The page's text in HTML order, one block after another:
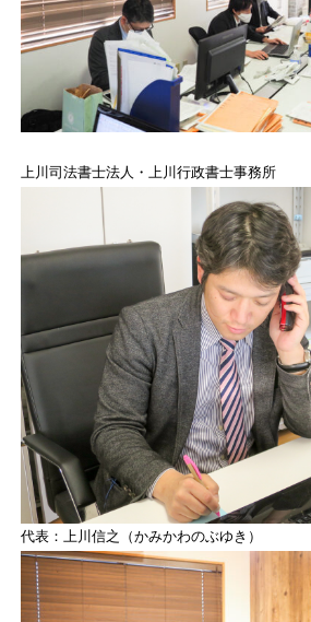
上川司法書士法人・上川行政書士事務所
代表：上川信之（かみかわのぶゆき）